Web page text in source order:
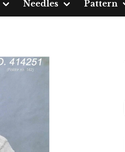
Needles Pattern